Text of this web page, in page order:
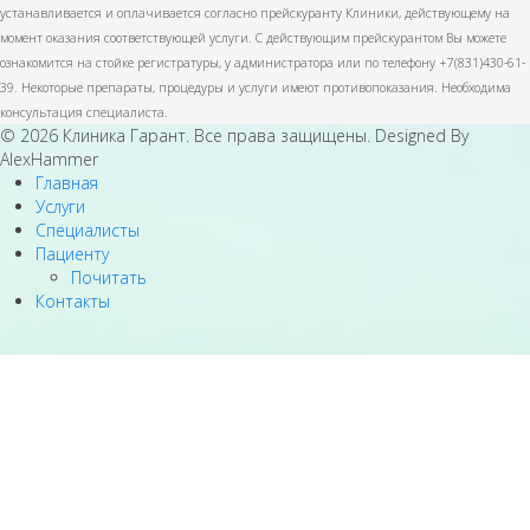
устанавливается и оплачивается согласно прейскуранту Клиники, действующему на
момент оказания соответствующей услуги. С действующим прейскурантом Вы можете
ознакомится на стойке регистратуры, у администратора или по телефону +7(831)430-61-
39. Некоторые препараты, процедуры и услуги имеют противопоказания. Необходима
консультация специалиста.
© 2026 Клиника Гарант. Все права защищены. Designed By
AlexHammer
Главная
Услуги
Специалисты
Пациенту
Почитать
Контакты